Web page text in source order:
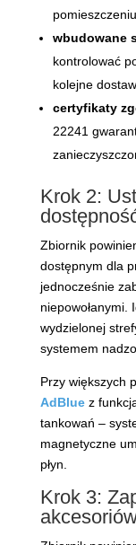
wbudowane
kontrolować
kolejne
certyfikaty
22241
Krok 2:
Zbiornik
dostępnym dla
jednocześnie
niepowołanymi.
wydzielonej
systemem
Przy większych
AdBluez
tankowań –
magnetyczne
płyn.
Krok 3: